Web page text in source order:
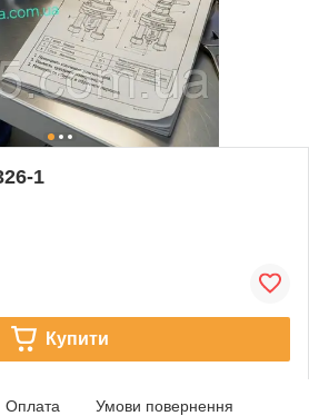
1
Купити
Оплата Умови повернення